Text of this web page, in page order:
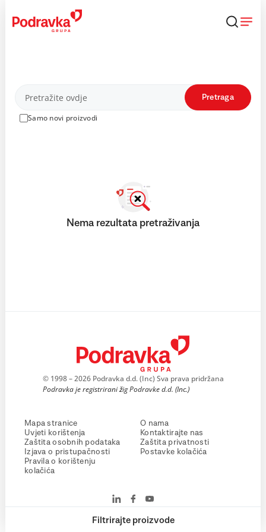
content
Proizvodi
Samo novi proizvodi
Pretraga
Filtrirajte proizvode
Nema rezultata pretraživanja
© 1998 – 2026 Podravka d.d. (Inc) Sva prava pridržana
Podravka je registrirani žig Podravke d.d. (Inc.)
Mapa stranice
Uvjeti korištenja
Zaštita osobnih podataka
Izjava o pristupačnosti
Pravila o korištenju
kolačića
O nama
Kontaktirajte nas
Zaštita privatnosti
Postavke kolačića